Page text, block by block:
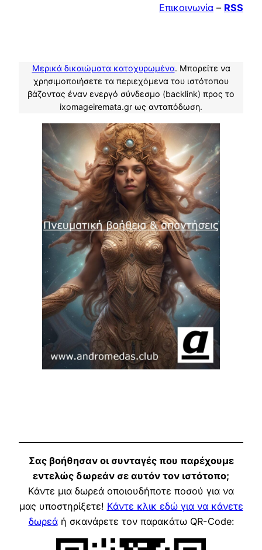
Επικοινωνία – RSS
Μερικά δικαιώματα κατοχυρωμένα. Μπορείτε να
χρησιμοποιήσετε τα περιεχόμενα του ιστότοπου
βάζοντας έναν ενεργό σύνδεσμο (backlink) προς το
ixomageiremata.gr ως ανταπόδωση.
Σας βοήθησαν οι συνταγές που παρέχουμε
εντελώς δωρεάν σε αυτόν τον ιστότοπο;
Κάντε μια δωρεά οποιουδήποτε ποσού για να
μας υποστηρίξετε! Κάντε κλικ εδώ για να κάνετε
δωρεάή σκανάρετε τον παρακάτω QR-Code: